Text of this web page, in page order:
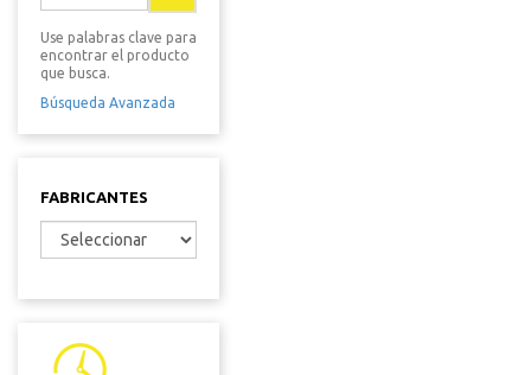
Use palabras clave para
encontrar el producto
que busca.
Búsqueda Avanzada
FABRICANTES